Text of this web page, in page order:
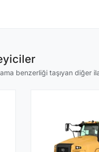
benzerliği taşıyan diğer